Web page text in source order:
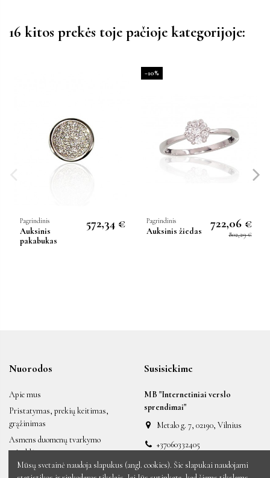
16 kitos prekės toje pačioje kategorijoje:
Pagrindinis
Auksinis
pakabukas
572,34 €
−10%
Pagrindinis
Auksinis žiedas
722,06 €
802,29 €
Nuorodos
Apie mus
Pristatymas, prekių keitimas,
grąžinimas
Asmens duomenų tvarkymo
taisyklės
Taisyklės ir sąlygos
Susisiekime
MB "Internetiniai verslo
sprendimai"
Metalo g. 7, 02190, Vilnius
+37060332405
labas@auksiniai.lt
Mūsų svetainė naudoja slapukus (angl. cookies). Šie slapukai naudojami